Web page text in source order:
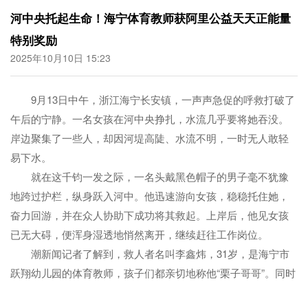
河中央托起生命！海宁体育教师获阿里公益天天正能量
特别奖励
2025年10月10日 15:23
9月13日中午，浙江海宁长安镇，一声声急促的呼救打破了
午后的宁静。一名女孩在河中央挣扎，水流几乎要将她吞没。
岸边聚集了一些人，却因河堤高陡、水流不明，一时无人敢轻
易下水。
就在这千钧一发之际，一名头戴黑色帽子的男子毫不犹豫
地跨过护栏，纵身跃入河中。他迅速游向女孩，稳稳托住她，
奋力回游，并在众人协助下成功将其救起。上岸后，他见女孩
已无大碍，便浑身湿透地悄然离开，继续赶往工作岗位。
潮新闻记者了解到，救人者名叫李鑫炜，31岁，是海宁市
跃翔幼儿园的体育教师，孩子们都亲切地称他“栗子哥哥”。同时